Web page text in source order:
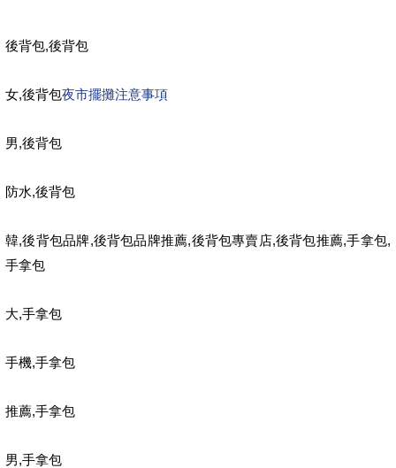
後背包,後背包
女,後背包夜市擺攤注意事項
男,後背包
防水,後背包
韓,後背包品牌,後背包品牌推薦,後背包專賣店,後背包推薦,手拿包,
手拿包
大,手拿包
手機,手拿包
推薦,手拿包
男,手拿包